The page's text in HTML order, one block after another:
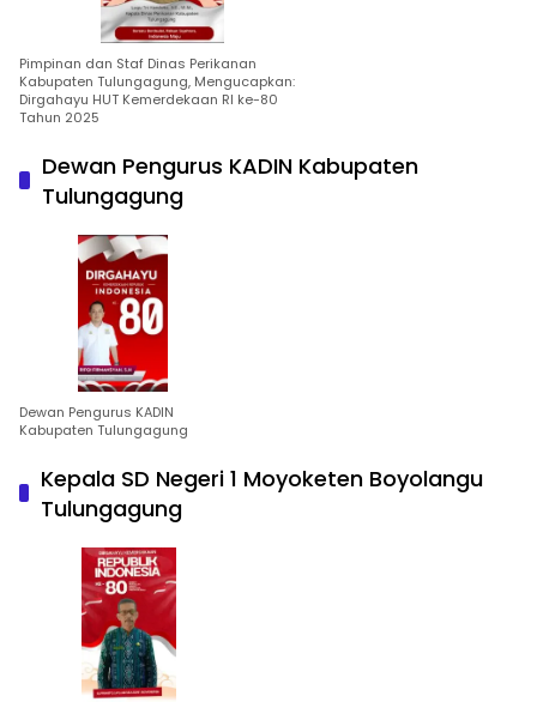
Pimpinan dan Staf Dinas Perikanan
Kabupaten Tulungagung, Mengucapkan:
Dirgahayu HUT Kemerdekaan RI ke-80
Tahun 2025
Dewan Pengurus KADIN Kabupaten
Tulungagung
Dewan Pengurus KADIN
Kabupaten Tulungagung
Kepala SD Negeri 1 Moyoketen Boyolangu
Tulungagung